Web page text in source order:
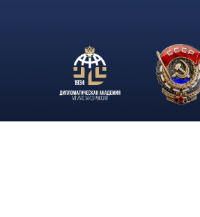
российской дипломатии в 2021 году